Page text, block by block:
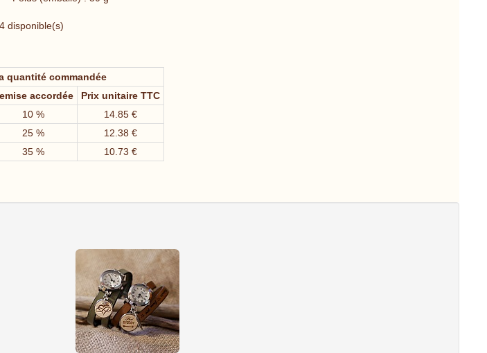
disponible(s)
quantité commandée
accordée
Prix unitaire TTC
10 %
14.85 €
25 %
12.38 €
35 % 10.73 €